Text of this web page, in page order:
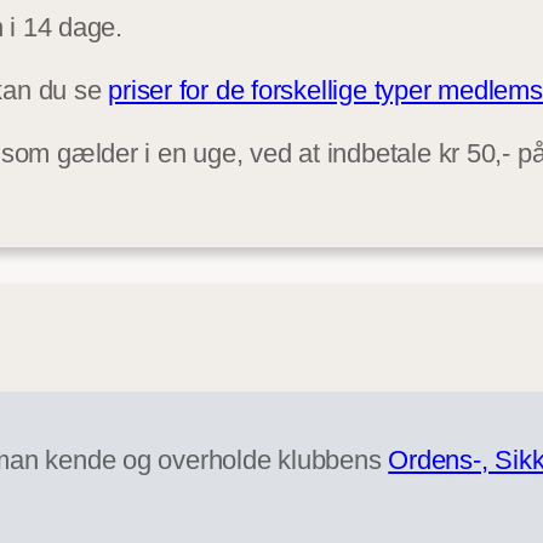
i 14 dage.
du se priser for de forskellige typer
gælder i en uge, ved at indbetale kr 50,-
kende og overholde klubbens Ordens-,